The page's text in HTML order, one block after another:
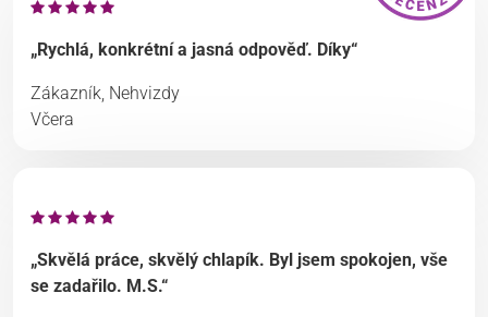
„Rychlá, konkrétní a jasná odpověď. Díky“
Zákazník, Nehvizdy
Včera
„Skvělá práce, skvělý chlapík. Byl jsem spokojen, vše
se zadařilo. M.S.“